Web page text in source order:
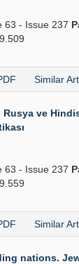
63 - Issue 237
Similar
Rusya ve
63 - Issue 237
Similar
nations.